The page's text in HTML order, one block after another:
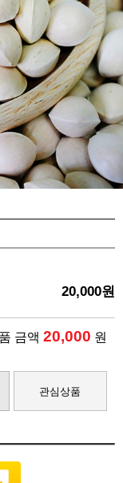
20,000원
금액 20,000 원
관심상품